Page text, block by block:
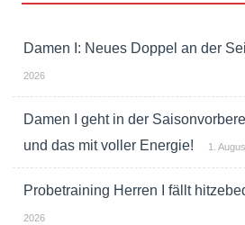
Damen I: Neues Doppel an der
2026
Damen I geht in der
und das mit voller Energie!
1.
Probetraining Herren I fällt
2026